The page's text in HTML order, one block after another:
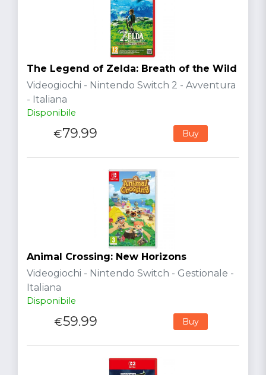
The Legend of Zelda: Breath of the Wild
Videogiochi - Nintendo Switch 2 - Avventura
- Italiana
Disponibile
€79.99 Buy
Animal Crossing: New Horizons
Videogiochi - Nintendo Switch - Gestionale -
Italiana
Disponibile
€59.99 Buy